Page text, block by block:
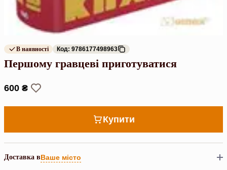
В наявності Код: 9786177498963
Першому гравцеві приготуватися
600 ₴
Купити
Доставка вВаше місто